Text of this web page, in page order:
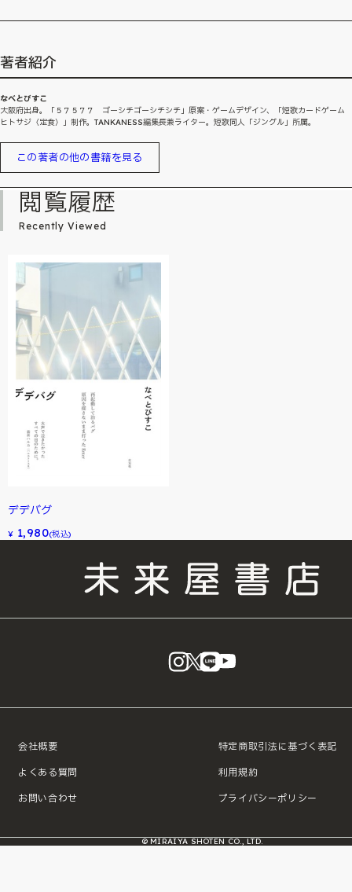
著者紹介
なべとびすこ
大阪府出身。「５７５７７ ゴーシチゴーシチシチ」原案・ゲームデザイン、「短歌カードゲーム
ヒトサジ〈定食〉」制作。TANKANESS編集長兼ライター。短歌同人「ジングル」所属。
この著者の他の書籍を見る
閲覧履歴
Recently Viewed
デデバグ
¥ 1,980(税込)
instagram
X LINE
会社概要
よくある質問
お問い合わせ
特定商取引法に基づく表記
利用規約
プライバシーポリシー
© MIRAIYA SHOTEN CO., LTD.